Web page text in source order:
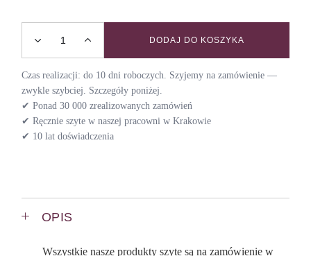
Smycz wielofunkcyjna z amortyzatorem JAVA quantity
DODAJ DO KOSZYKA
Czas realizacji: do 10 dni roboczych. Szyjemy na zamówienie —
zwykle szybciej. Szczegóły poniżej.
✔ Ponad 30 000 zrealizowanych zamówień
✔ Ręcznie szyte w naszej pracowni w Krakowie
✔ 10 lat doświadczenia
OPIS
Wszystkie nasze produkty szyte są na zamówienie w